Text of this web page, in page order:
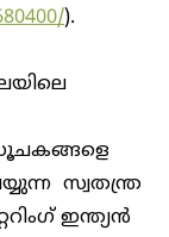
).
സൂചകങ്ങളെ
സ്വതന്ത്ര
ഇന്ത്യൻ